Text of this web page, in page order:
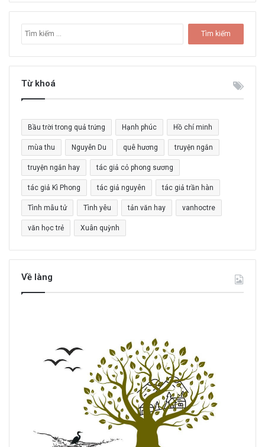
m
k
h
o
:
Từ khoá
Bầu trời trong quả trứng Hạnh phúc Hồ chí minh
mùa thu Nguyễn Du quê hương truyện ngắn
truyện ngắn hay tác giả cỏ phong sương
tác giả Kì Phong tác giả nguyên tác giả trần hàn
Tình mẫu tử Tình yêu tản văn hay vanhoctre
văn học trẻ Xuân quỳnh
Về làng